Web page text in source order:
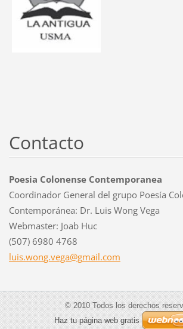
Contacto
Poesia Colonense Contemporanea
Coordinador General del grupo Poesía
Contemporánea: Dr. Luis Wong Vega
Webmaster: Joab Huc
(507) 6980 4768
luis.wong.vega@gmail.com
© 2010 Todos los derechos
Haz tu página web gratis